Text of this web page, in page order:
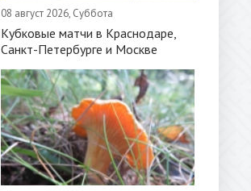
08 август 2026, Суббота
Кубковые матчи в Краснодаре,
Санкт-Петербурге и Москве